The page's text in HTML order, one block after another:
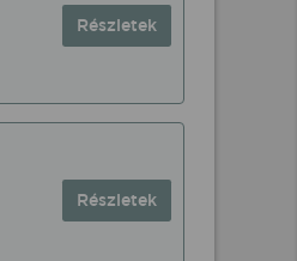
Részletek
Részletek